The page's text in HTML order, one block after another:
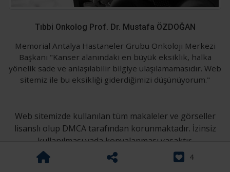
4
Tıbbi Onkolog Prof. Dr. Mustafa ÖZDOĞAN
Memorial Antalya Hastaneler Grubu Onkoloji Merkezi
Başkanı "Kanser alanındaki en büyük eksiklik, halka
yönelik sade ve anlaşılabilir bilgiye ulaşılamamasıdır. Web
sitemiz ile bu eksikliği giderdiğimizi düşünüyorum."
Web sitemizde kullanılan tüm makaleler ve görseller
lisanslı olup DMCA tarafından korunmaktadır. İzinsiz
kullanılması yada kopyalanması yasaktır.